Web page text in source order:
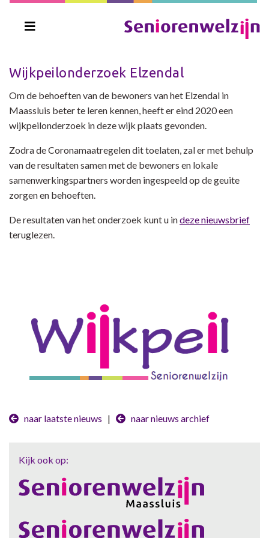
Wijkpeilonderzoek Elzendal
Om de behoeften van de bewoners van het Elzendal in
Maassluis beter te leren kennen, heeft er eind 2020 een
wijkpeilonderzoek in deze wijk plaats gevonden.
Zodra de Coronamaatregelen dit toelaten, zal er met behulp
van de resultaten samen met de bewoners en lokale
samenwerkingspartners worden ingespeeld op de geuite
zorgen en behoeften.
De resultaten van het onderzoek kunt u indeze nieuwsbrief
teruglezen.
naar laatste nieuws | naar nieuws archief
Kijk ook op: